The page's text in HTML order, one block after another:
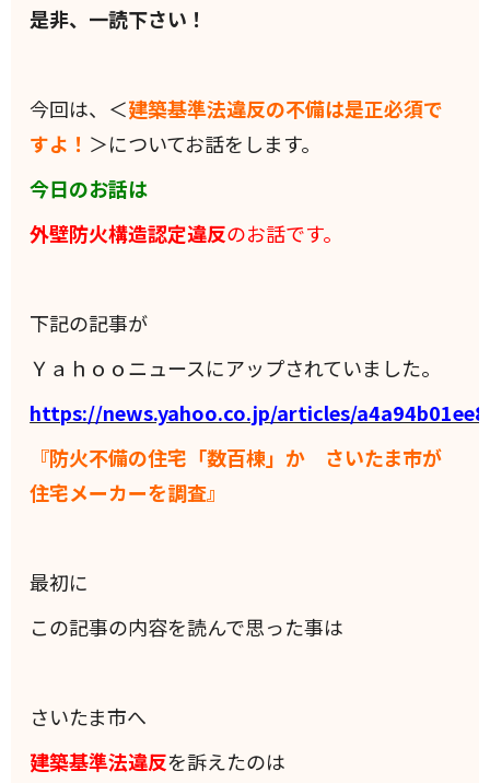
是非、一読下さい！
今回は、＜建築基準法違反の不備は是正必須で
すよ！ ＞についてお話をします。
今日のお話は
外壁防火構造認定違反のお話です。
下記の記事が
Ｙａｈｏｏニュースにアップされていました。
https://news.yahoo.co.jp/articles/
『防火不備の住宅「数百棟」か さいたま市が
住宅メーカーを調査』
最初に
この記事の内容を読んで思った事は
さいたま市へ
建築基準法違反を訴えたのは